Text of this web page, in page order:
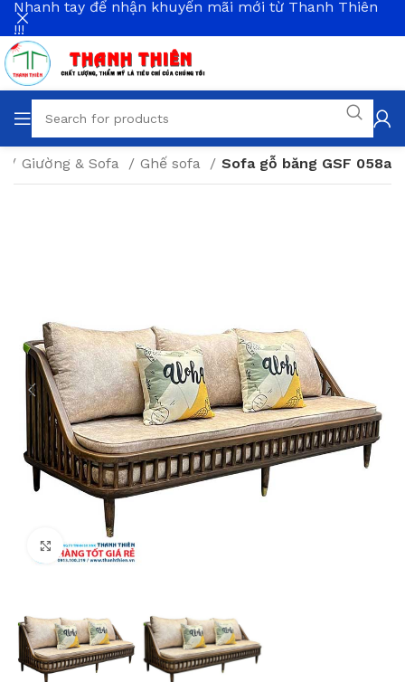
Giường & Sofa Ghế sofa Sofa gỗ băng GSF 058a
Click to enlarge
Nhanh tay để nhận khuyến mãi mới từ Thanh Thiên
!!!